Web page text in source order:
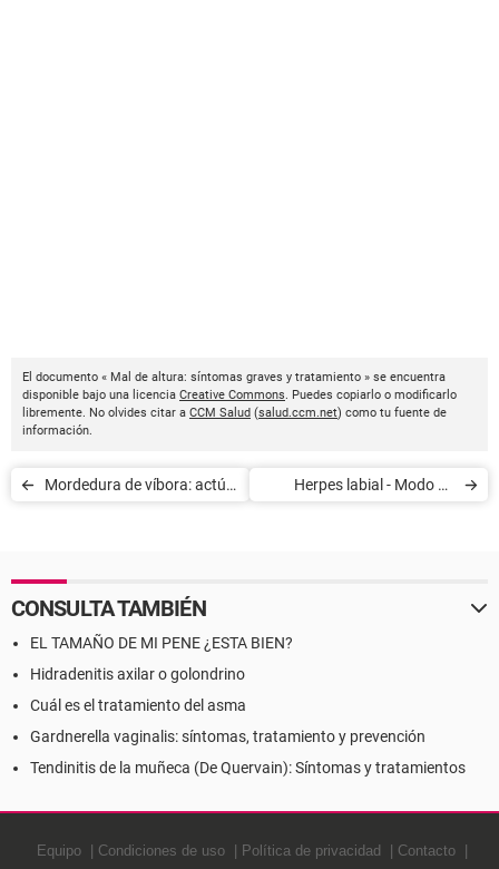
El documento « Mal de altura: síntomas graves y tratamiento » se encuentra
disponible bajo una licencia Creative Commons. Puedes copiarlo o modificarlo
libremente. No olvides citar a CCM Salud (salud.ccm.net) como tu fuente de
información.
Mordedura de víbora: actúe
Herpes labial - Modo de
CONSULTA TAMBIÉN
EL TAMAÑO DE MI PENE ¿ESTA BIEN?
Hidradenitis axilar o golondrino
Cuál es el tratamiento del asma
Gardnerella vaginalis: síntomas, tratamiento y prevención
Tendinitis de la muñeca (De Quervain): Síntomas y tratamientos
Equipo Condiciones de uso Política de privacidad Contacto